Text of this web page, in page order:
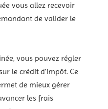
vous allez recevoir
de valider le
vous pouvez régler
le crédit d’impôt. Ce
de mieux gérer
les frais